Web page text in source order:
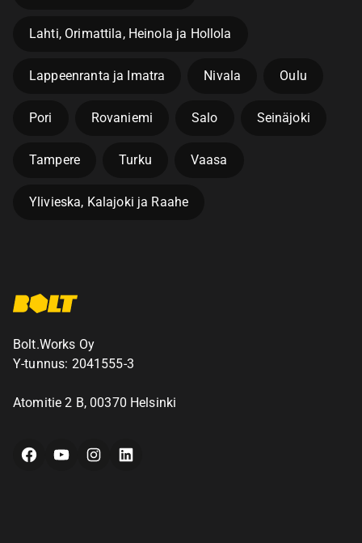
Lahti, Orimattila, Heinola ja Hollola
Lappeenranta ja Imatra Nivala Oulu
Pori Rovaniemi Salo Seinäjoki
Tampere Turku Vaasa
Ylivieska, Kalajoki ja Raahe
Bolt.Works Oy
Y-tunnus: 2041555-3
Atomitie 2 B, 00370 Helsinki
FacebookYouTubeInstagramLinkedIn